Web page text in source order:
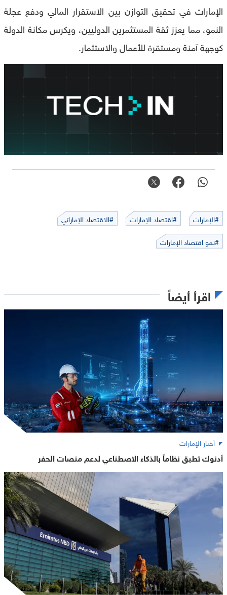
الإمارات في تحقيق التوازن بين الاستقرار المالي ودفع عجلة
النمو، مما يعزز ثقة المستثمرين الدوليين، ويكرس مكانة الدولة
كوجهة آمنة ومستقرة للأعمال والاستثمار.
#الإمارات #اقتصاد الإمارات
#الاقتصاد الإماراتي
#نمو اقتصاد الإمارات
اقرأ أيضاً
أخبار الإمارات
أدنوك تطبق نظاماً بالذكاء الاصطناعي لدعم منصات الحفر